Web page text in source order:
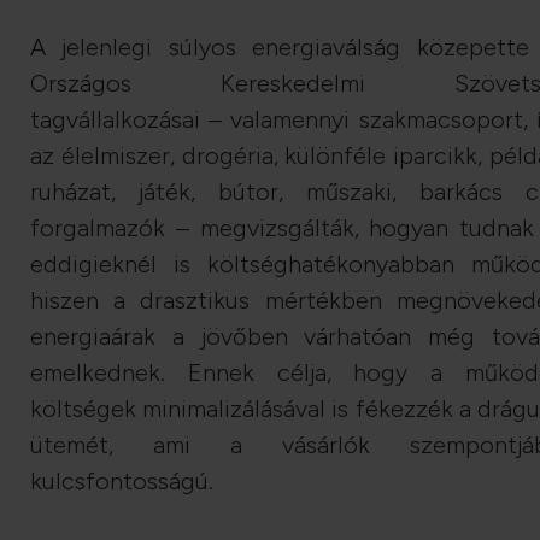
A jelenlegi súlyos energiaválság közepette
Országos Kereskedelmi
tagvállalkozásai – valamennyi szakmacsoport,
az élelmiszer, drogéria, különféle iparcikk,
ruházat, játék, bútor, műszaki, barkács
forgalmazók – megvizsgálták, hogyan
eddigieknél is költséghatékonyabban
hiszen a drasztikus mértékben
energiaárak a jövőben várhatóan még
emelkednek. Ennek célja, hogy a
költségek minimalizálásával is fékezzék a
ütemét, ami a vásárlók
kulcsfontosságú.